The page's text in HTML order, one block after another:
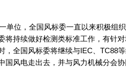
位，全国风标委一直以来积极组
将持续做好检测类标准工作，有针
全国风标委将继续与IEC、TC88
风电走出去，并与风力机械分会